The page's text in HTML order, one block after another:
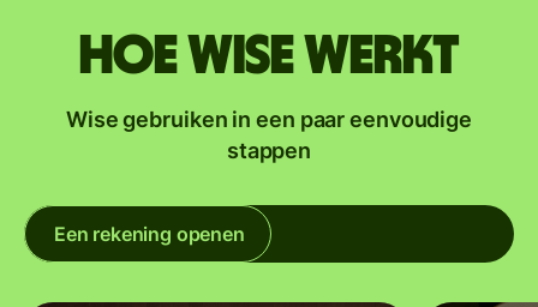
Hoe Wise werkt
Wise gebruiken in een paar eenvoudige
stappen
Een rekening openen